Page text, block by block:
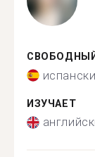
СВОБОДНЫЙ
ИЗУЧАЕТ